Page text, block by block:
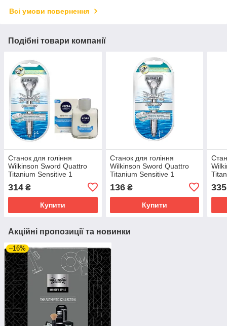
Всі умови повернення
Подібні товари компанії
Станок для гоління
Wilkinson Sword Quattro
Titanium Sensitive 1
Sensitive Cooling бальзам
після гоління
314 ₴
Купити
Станок для гоління
Wilkinson Sword Quattro
Titanium Sensitive 1
136₴
Купити
для
335
Акційні пропозиції та новинки
–16%